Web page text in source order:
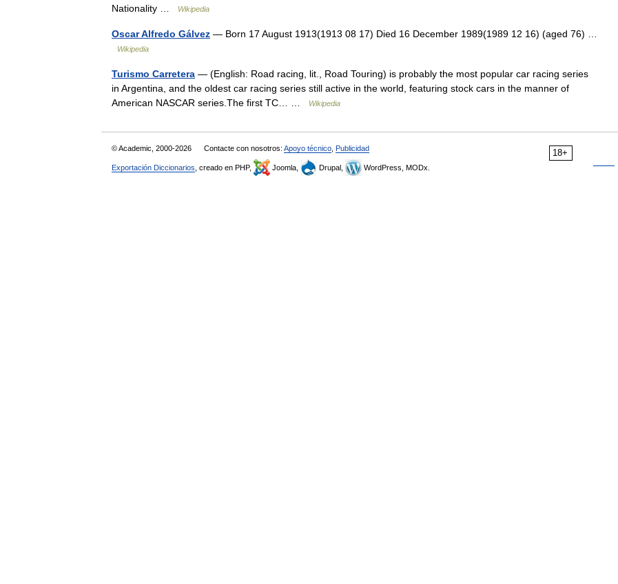
Nationality …
Wikipedia
Oscar Alfredo Gálvez — Born 17 August 1913(1913 08 17) Died 16 December 1989(1989 12 16) (aged 76) …
Wikipedia
Turismo Carretera — (English: Road racing, lit., Road Touring) is probably the most popular car racing series
in Argentina, and the oldest car racing series still active in the world, featuring stock cars in the manner of
American NASCAR series.The first TC… …
Wikipedia
18+
© Academic, 2000-2026 Contacte con nosotros: Apoyo técnico Publicidad
Exportación Diccionarios , creado en PHP, Joomla, Drupal, WordPress, MODx.